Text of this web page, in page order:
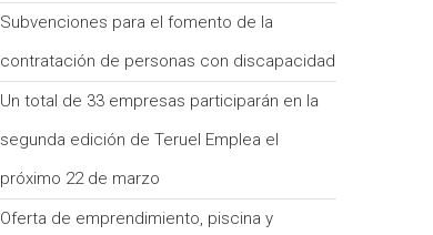
Subvenciones para el fomento de la
contratación de personas con discapacidad
Un total de 33 empresas participarán en la
segunda edición de Teruel Emplea el
próximo 22 de marzo
Oferta de emprendimiento, piscina y